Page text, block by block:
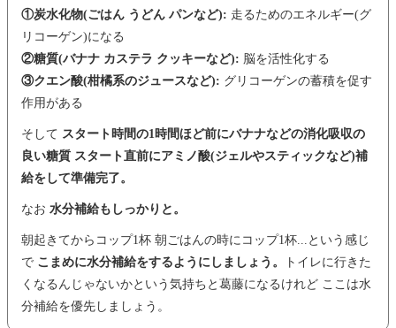
①炭水化物(ごはん うどん パンなど): 走るためのエネルギー(グ
リコーゲン)になる
②糖質(バナナ カステラ クッキーなど): 脳を活性化する
③クエン酸(柑橘系のジュースなど): グリコーゲンの蓄積を促す
作用がある
そして スタート時間の1時間ほど前にバナナなどの消化吸収の
良い糖質 スタート直前にアミノ酸(ジェルやスティックなど)補
給をして準備完了。
なお 水分補給もしっかりと。
朝起きてからコップ1杯 朝ごはんの時にコップ1杯...という感じ
で こまめに水分補給をするようにしましょう。
トイレに行きた
くなるんじゃないかという気持ちと葛藤になるけれど ここは水
分補給を優先しましょう。